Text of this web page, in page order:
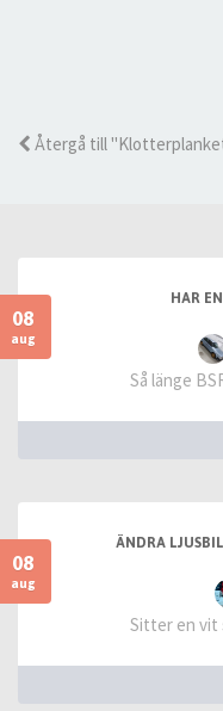
Återgå till
08
aug
HAR
Så länge
08
aug
ÄNDRA
Sitter en vit